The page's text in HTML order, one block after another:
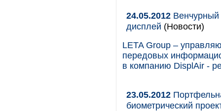
24.05.2012 Венчурный
дисплей (Новости)
LETA Group –
передовых
в компанию DisplAir -
23.05.2012
биометрический